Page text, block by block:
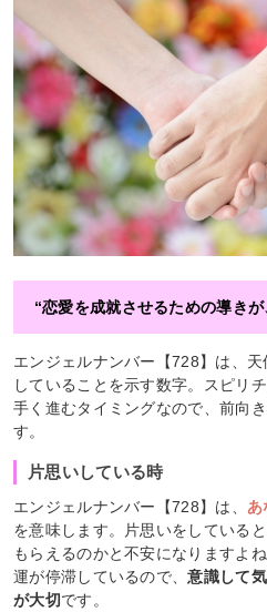
“恋愛を成就させるための導き
エンジェルナンバー【728】は、
していることを示す数字。スピリ
手く進むタイミングなので、前向
す。
片思いしている時
エンジェルナンバー【728】は、 あ
を意味します。片思いをしている
もらえるのかと不安になりますよ
運が停滞しているので、意識して
が大切です。